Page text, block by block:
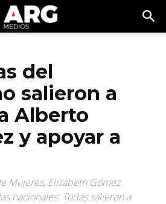
del
salieron a
Alberto
y apoyar a
Mujeres, Elizabeth Gómez
nacionales. Todas salieron a